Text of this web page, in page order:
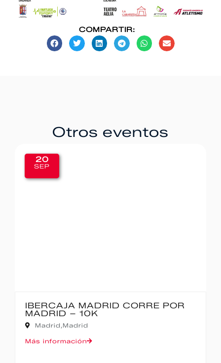
COMPARTIR:
Otros eventos
20
SEP
IBERCAJA MADRID CORRE POR
MADRID – 10K
Madrid,Madrid
Más información